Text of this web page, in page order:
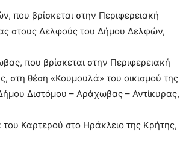
που βρίσκεται στην Περιφερειακή
στους Δελφούς του Δήμου Δελφών,
που βρίσκεται στην Περιφερειακή
στη θέση «Κουμουλά» του οικισμού της
Διστόμου – Αράχωβας – Αντίκυρας,
του Καρτερού στο Ηράκλειο της Κρήτης,